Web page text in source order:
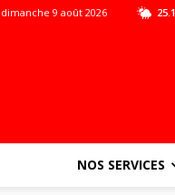
25.1
dimanche 9 août 2026
NOS SERVICES